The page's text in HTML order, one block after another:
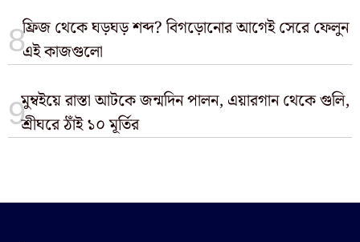
ফ্রিজ থেকে ঘড়ঘড় শব্দ? বিগড়োনোর আগেই সেরে ফেলুন
এই কাজগুলো
মুম্বইয়ে রাস্তা আটকে জন্মদিন পালন, এয়ারগান থেকে গুলি,
শ্রীঘরে ঠাঁই ১০ মূর্তির